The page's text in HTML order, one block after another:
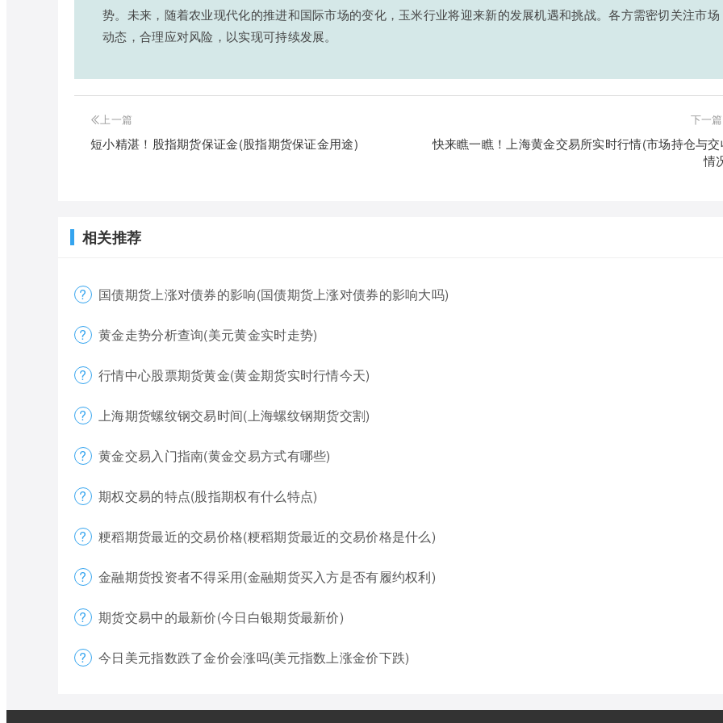
势。未来，随着农业现代化的推进和国际市场的变化，玉米行业将迎来新的发展机遇和挑战。各方需密切关注市场
动态，合理应对风险，以实现可持续发展。
上一篇
短小精湛！股指期货保证金(股指期货保证金用途)
下一篇
快来瞧一瞧！上海黄金交易所实时行情(市场持仓与
情
相关推荐
国债期货上涨对债券的影响(国债期货上涨对债券的影响大吗)
黄金走势分析查询(美元黄金实时走势)
行情中心股票期货黄金(黄金期货实时行情今天)
上海期货螺纹钢交易时间(上海螺纹钢期货交割)
黄金交易入门指南(黄金交易方式有哪些)
期权交易的特点(股指期权有什么特点)
粳稻期货最近的交易价格(粳稻期货最近的交易价格是什么)
金融期货投资者不得采用(金融期货买入方是否有履约权利)
期货交易中的最新价(今日白银期货最新价)
今日美元指数跌了金价会涨吗(美元指数上涨金价下跌)